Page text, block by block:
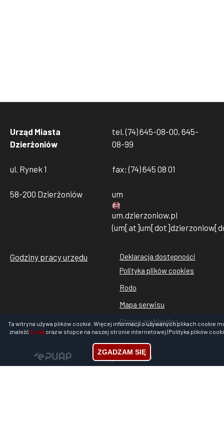
Ta witryna używa plików cookie. Więcej informacji o używanych plikach cookie
znaleźć tutajoraz w stopce na naszej stronie internetowej (Polityka plików
ZGADZAM SIĘ
Urząd Miasta
Dzierżoniów
ul. Rynek 1
58-200 Dzierżoniów
tel. (74) 645-08-00, 645-
08-99
fax: (74) 645 08 01
um
um dzierzoniow. pl
Godziny pracy urzędu
Stopka
rodo
cookies
Deklaracja dostępności
Polityka plików cookies
Rodo
Mapa serwisu
Strona archiwalna
Stopka